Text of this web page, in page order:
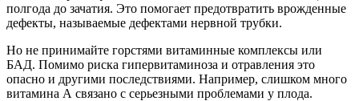
полгода до зачатия. Это помогает предотвратить врожденные
дефекты, называемые дефектами нервной трубки.
Но не принимайте горстями витаминные комплексы или
БАД. Помимо риска гипервитаминоза и отравления это
опасно и другими последствиями. Например, слишком много
витамина А связано с серьезными проблемами у плода.